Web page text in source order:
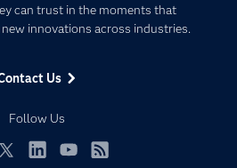
can trust in the moments that
innovations across industries.
Us
Follow Us
Communities
Company
Developers
Documentation
Events
Management